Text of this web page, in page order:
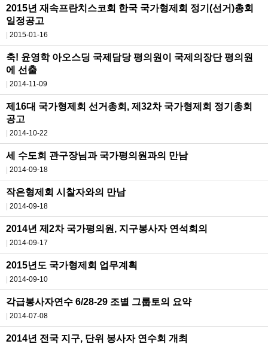
2015년 재속프란치스코회 한국 국가형제회 정기(선거)총회
일정공고
2015-01-16
축! 윤영학 아오스딩 국제담당 평의원이 국제의장단 평의원
에 선출
2014-11-09
제16대 국가형제회 선거총회, 제32차 국가형제회 정기총회
공고
2014-10-22
세 수도회 관구장님과 국가평의원과의 만남
2014-09-18
작은형제회 시찰자와의 만남
2014-09-18
2014년 제2차 국가평의원, 지구봉사자 연석회의
2014-09-17
2015년도 국가형제회 업무계획
2014-09-10
각급봉사자연수 6/28-29 조별 그룹토의 요약
2014-07-08
2014년 전국 지구, 단위 봉사자 연수회 개최